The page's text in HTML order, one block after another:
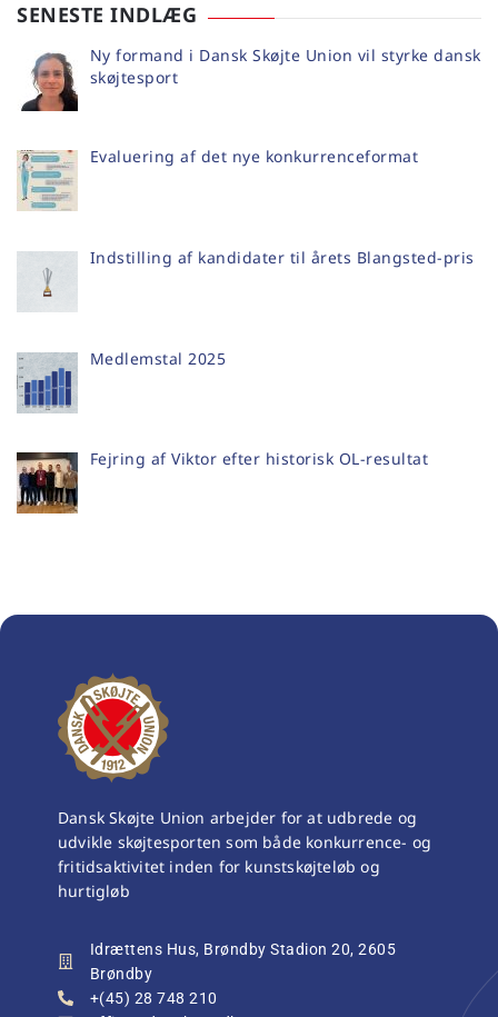
SENESTE INDLÆG
Ny formand i Dansk Skøjte Union vil styrke dansk
skøjtesport
Evaluering af det nye konkurrenceformat
Indstilling af kandidater til årets Blangsted-pris
Medlemstal 2025
Fejring af Viktor efter historisk OL-resultat
Dansk Skøjte Union arbejder for at udbrede og
udvikle skøjtesporten som både konkurrence- og
fritidsaktivitet inden for kunstskøjteløb og
hurtigløb
Idrættens Hus, Brøndby Stadion 20, 2605
Brøndby
+(45) 28 748 210